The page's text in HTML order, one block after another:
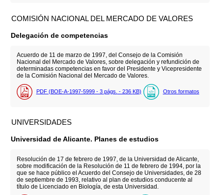
COMISIÓN NACIONAL DEL MERCADO DE VALORES
Delegación de competencias
Acuerdo de 11 de marzo de 1997, del Consejo de la Comisión
Nacional del Mercado de Valores, sobre delegación y refundición de
determinadas competencias en favor del Presidente y Vicepresidente
de la Comisión Nacional del Mercado de Valores.
PDF (BOE-A-1997-5999 - 3 págs. - 236 KB) Otros formatos
UNIVERSIDADES
Universidad de Alicante. Planes de estudios
Resolución de 17 de febrero de 1997, de la Universidad de Alicante,
sobre modificación de la Resolución de 11 de febrero de 1994, por la
que se hace público el Acuerdo del Consejo de Universidades, de 28
de septiembre de 1993, relativo al plan de estudios conducente al
título de Licenciado en Biología, de esta Universidad.